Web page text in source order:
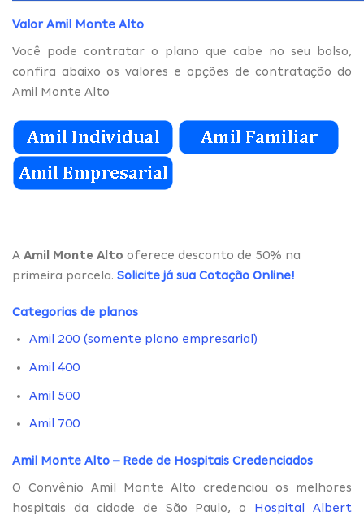
Valor Amil Monte Alto
Você pode contratar o plano que cabe no seu bolso,
confira abaixo os valores e opções de contratação do
Amil Monte Alto
A Amil Monte Alto oferece desconto de 50% na
primeira parcela. Solicite já sua Cotação Online!
Categorias de planos
Amil 200 (somente plano empresarial)
Amil 400
Amil 500
Amil 700
Amil Monte Alto – Rede de Hospitais Credenciados
O Convênio Amil Monte Alto credenciou os melhores
hospitais da cidade de São Paulo, o Hospital Albert